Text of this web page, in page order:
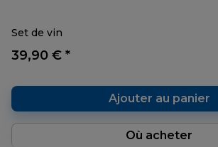
Set de vin
39,90 € *
Ajouter au panier
Où acheter